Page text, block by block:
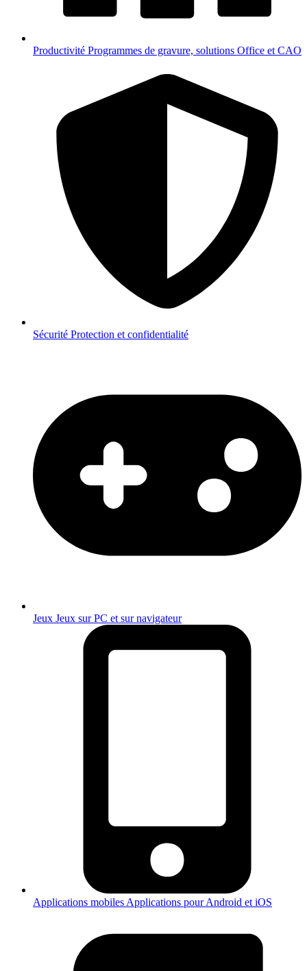
Productivité Programmes de gravure, solutions Office et CAO
Sécurité Protection et confidentialité
Jeux Jeux sur PC et sur navigateur
Applications mobiles Applications pour Android et iOS